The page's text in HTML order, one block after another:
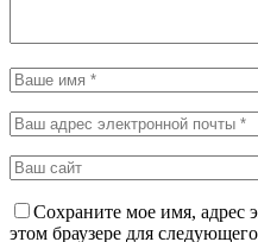
Сохраните мое имя, адрес
этом браузере для